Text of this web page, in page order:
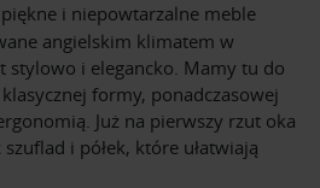
i niepowtarzalne meble
angielskim klimatem w
stylowo i elegancko. Mamy tu do
formy, ponadczasowej
Już na pierwszy rzut oka
i półek, które ułatwiają